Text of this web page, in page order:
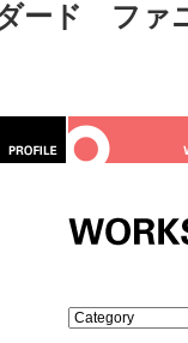
ード ファ